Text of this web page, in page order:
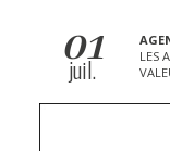
01
juil.
LES